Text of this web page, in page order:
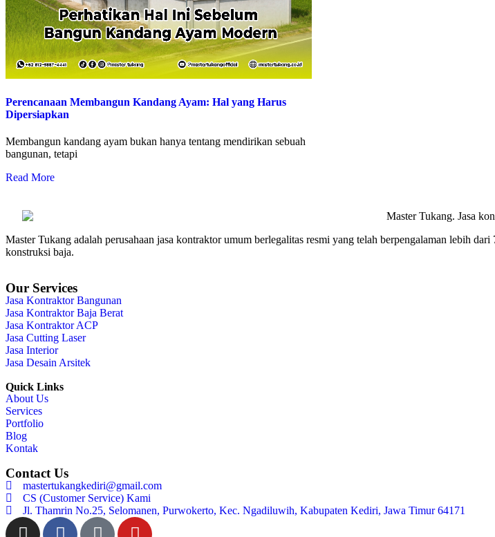
Perencanaan Membangun Kandang Ayam: Hal yang Harus
Dipersiapkan
Membangun kandang ayam bukan hanya tentang mendirikan sebuah
bangunan, tetapi
Read More
Master Tukang adalah perusahaan jasa kontraktor umum berlegalitas resmi yang telah berpengalaman lebih
konstruksi baja.
Our Services
Jasa Kontraktor Bangunan
Jasa Kontraktor Baja Berat
Jasa Kontraktor ACP
Jasa Cutting Laser
Jasa Interior
Jasa Desain Arsitek
Quick Links
About Us
Services
Portfolio
Blog
Kontak
Contact Us
mastertukangkediri@gmail.com
CS (Customer Service) Kami
Jl. Thamrin No.25, Selomanen, Purwokerto, Kec. Ngadiluwih, Kabupaten Kediri, Jawa Timur 64171